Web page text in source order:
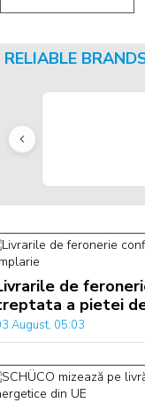
RELIABLE
de
a pietei
August, 05:03